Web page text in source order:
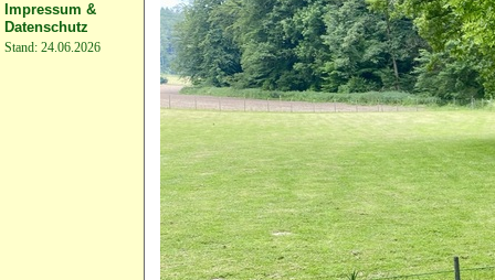
Impressum &
Datenschutz
Stand: 24.06.2026